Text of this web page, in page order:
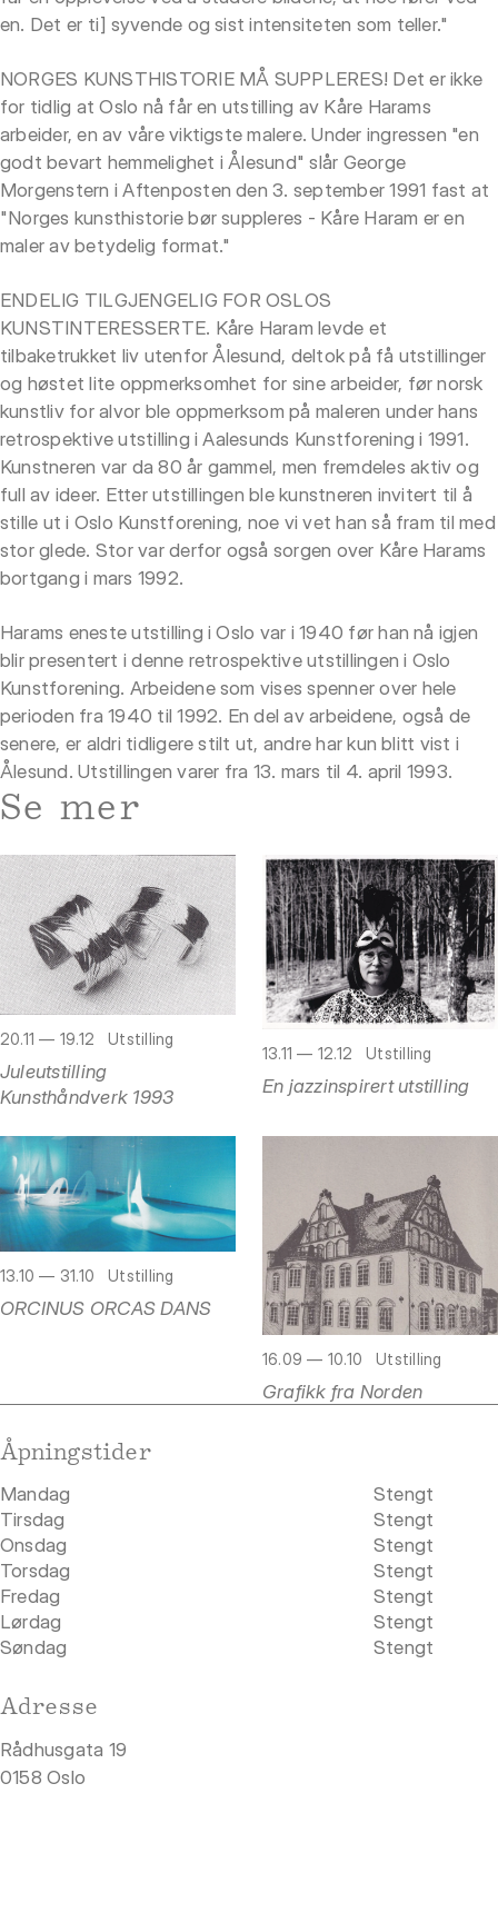
en. Det er ti] syvende og sist intensiteten som teller."
NORGES KUNSTHISTORIE MÅ SUPPLERES! Det er ikke
for tidlig at Oslo nå får en utstilling av Kåre Harams
arbeider, en av våre viktigste malere. Under ingressen "en
godt bevart hemmelighet i Ålesund" slår George
Morgenstern i Aftenposten den 3. september 1991 fast at
"Norges kunsthistorie bør suppleres - Kåre Haram er en
maler av betydelig format."
ENDELIG TILGJENGELIG FOR OSLOS
KUNSTINTERESSERTE. Kåre Haram levde et
tilbaketrukket liv utenfor Ålesund, deltok på få utstillinger
og høstet lite oppmerksomhet for sine arbeider, før norsk
kunstliv for alvor ble oppmerksom på maleren under hans
retrospektive utstilling i Aalesunds Kunstforening i 1991.
Kunstneren var da 80 år gammel, men fremdeles aktiv og
full av ideer. Etter utstillingen ble kunstneren invitert til å
stille ut i Oslo Kunstforening, noe vi vet han så fram til med
stor glede. Stor var derfor også sorgen over Kåre Harams
bortgang i mars 1992.
Harams eneste utstilling i Oslo var i 1940 før han nå igjen
blir presentert i denne retrospektive utstillingen i Oslo
Kunstforening. Arbeidene som vises spenner over hele
perioden fra 1940 til 1992. En del av arbeidene, også de
senere, er aldri tidligere stilt ut, andre har kun blitt vist i
Ålesund. Utstillingen varer fra 13. mars til 4. april 1993.
Se mer
20.11 — 19.12 Utstilling
Juleutstilling
Kunsthåndverk 1993
13.11 — 12.12 Utstilling
En jazzinspirert utstilling
13.10 — 31.10 Utstilling
ORCINUS ORCAS DANS
16.09 — 10.10 Utstilling
Grafikk fra Norden
Åpningstider
Mandag
Stengt
Tirsdag
Stengt
Onsdag
Stengt
Torsdag
Stengt
Fredag
Stengt
Lørdag
Stengt
Søndag
Stengt
Adresse
Rådhusgata 19
0158 Oslo